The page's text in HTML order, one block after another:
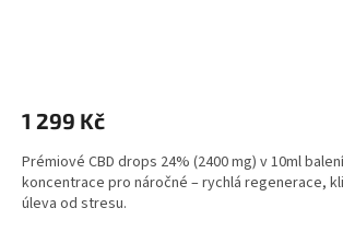
1 299 Kč
Prémiové CBD drops 24% (2400 mg) v 10ml
koncentrace pro náročné – rychlá regenerace,
úleva od stresu.